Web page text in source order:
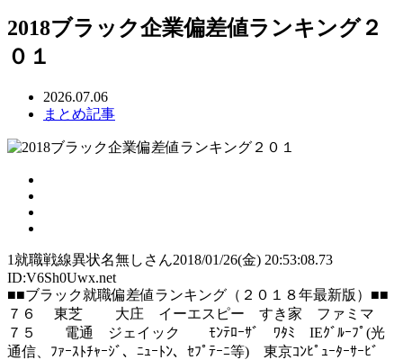
2018ブラック企業偏差値ランキング２
０１
2026.07.06
まとめ記事
1 就職戦線異状名無しさん2018/01/26(金) 20:53:08.73
ID:V6Sh0Uwx.net
■■ブラック就職偏差値ランキング（２０１８年最新版）■■
７６ 東芝 大庄 イーエスピー すき家 ファミマ
７５ 電通 ジェイック ﾓﾝﾃﾛｰｻﾞ ﾜﾀﾐ IEｸﾞﾙｰﾌﾟ(光
通信、ﾌｧｰｽﾄﾁｬｰｼﾞ、ﾆｭｰﾄﾝ、ｾﾌﾟﾃｰﾆ等) 東京ｺﾝﾋﾟｭｰﾀｰｻｰﾋﾞ